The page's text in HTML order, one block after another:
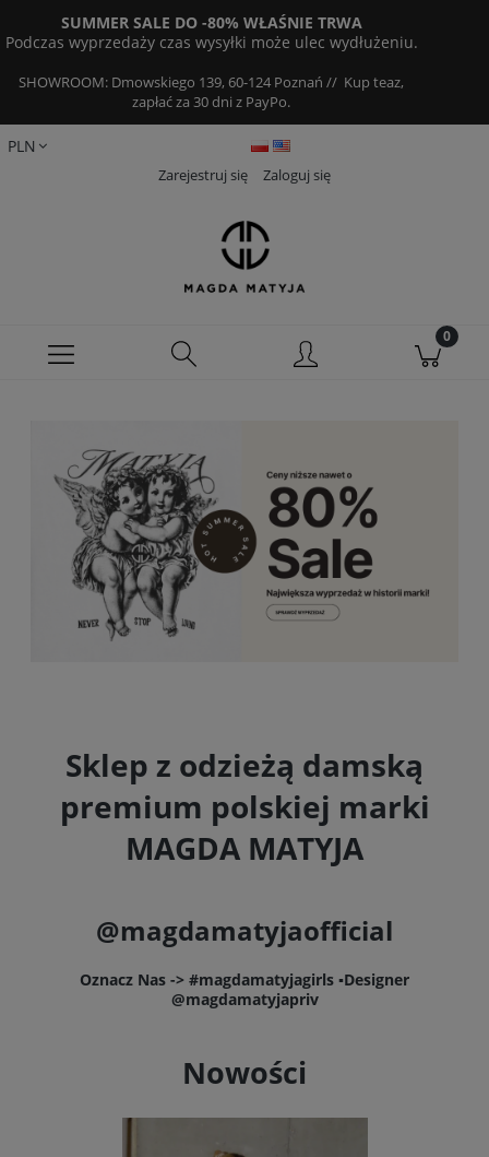
SUMMER SALE DO -80% WŁAŚNIE TRWA
Podczas wyprzedaży czas wysyłki może ulec wydłużeniu.
SHOWROOM: Dmowskiego 139, 60-124 Poznań // Kup teaz,
zapłać za 30 dni z PayPo.
Zarejestruj się Zaloguj się
Sklep z odzieżą damską
premium polskiej marki
MAGDA MATYJA
@magdamatyjaofficial
Oznacz Nas -> #magdamatyjagirls ▪️Designer
@magdamatyjapriv
Nowości